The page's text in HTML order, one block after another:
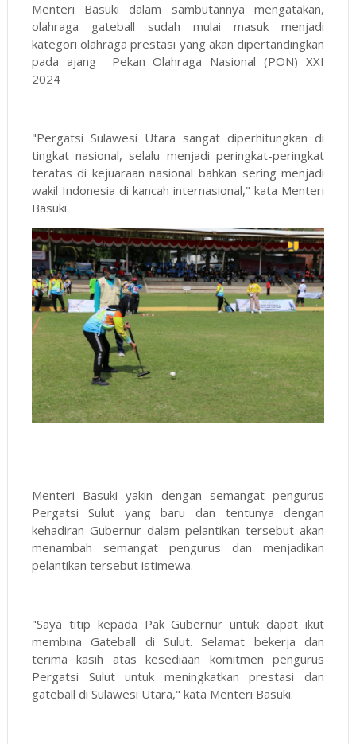
Menteri Basuki dalam sambutannya mengatakan,
olahraga gateball sudah mulai masuk menjadi
kategori olahraga prestasi yang akan dipertandingkan
pada ajang Pekan Olahraga Nasional (PON) XXI
2024
"Pergatsi Sulawesi Utara sangat diperhitungkan di
tingkat nasional, selalu menjadi peringkat-peringkat
teratas di kejuaraan nasional bahkan sering menjadi
wakil Indonesia di kancah internasional," kata Menteri
Basuki.
Menteri Basuki yakin dengan semangat pengurus
Pergatsi Sulut yang baru dan tentunya dengan
kehadiran Gubernur dalam pelantikan tersebut akan
menambah semangat pengurus dan menjadikan
pelantikan tersebut istimewa.
"Saya titip kepada Pak Gubernur untuk dapat ikut
membina Gateball di Sulut. Selamat bekerja dan
terima kasih atas kesediaan komitmen pengurus
Pergatsi Sulut untuk meningkatkan prestasi dan
gateball di Sulawesi Utara," kata Menteri Basuki.